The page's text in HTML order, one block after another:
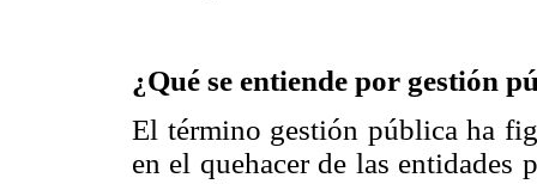
¿Qué se entiende por gestión
El término gestión pública ha
en el quehacer de las